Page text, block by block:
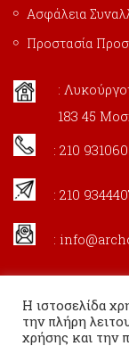
Ασφάλεια
Προστασία
:
183 45
: 210
: 210
:
Η ιστοσελίδα
την πλήρη
χρήσης και την